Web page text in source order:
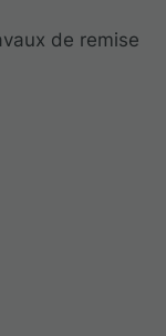
de remise